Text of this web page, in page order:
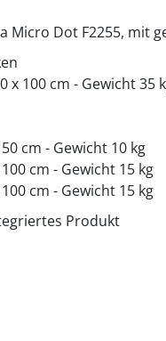
Micro Dot F2255, mit
x 100 cm - Gewicht 35
cm - Gewicht 10 kg
cm - Gewicht 15 kg
cm - Gewicht 15 kg
Produkt